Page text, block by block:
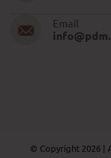
Email
© Copyright 2026 |